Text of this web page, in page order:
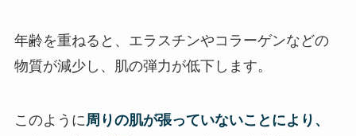
年齢を重ねると、エラスチンやコラーゲンなどの
物質が減少し、肌の弾力が低下します。
このように 周りの肌が張っていないことにより、